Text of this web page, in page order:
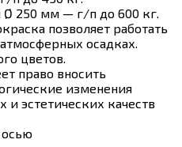
250 мм — г/п до 600 кг.
позволяет работать
осадках.
цветов.
право вносить
изменения
и эстетических качеств